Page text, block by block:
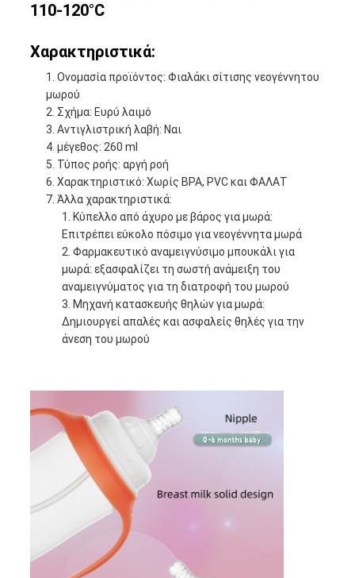
110-120°C
Χαρακτηριστικά:
Ονομασία προϊόντος: Φιαλάκι σίτισης νεογέννητου
μωρού
Σχήμα: Ευρύ λαιμό
Αντιγλιστρική λαβή: Ναι
μέγεθος: 260 ml
Τύπος ροής: αργή ροή
Χαρακτηριστικό: Χωρίς BPA, PVC και ΦΑΛΑΤ
Άλλα χαρακτηριστικά:
Κύπελλο από άχυρο με βάρος για μωρά:
Επιτρέπει εύκολο πόσιμο για νεογέννητα μωρά
Φαρμακευτικό αναμειγνύσιμο μπουκάλι για
μωρά: εξασφαλίζει τη σωστή ανάμειξη του
αναμειγνύματος για τη διατροφή του μωρού
Μηχανή κατασκευής θηλών για μωρά:
Δημιουργεί απαλές και ασφαλείς θηλές για την
άνεση του μωρού